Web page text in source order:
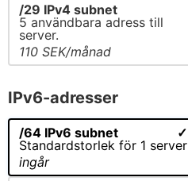
/29 IPv4 subnet
5 användbara adress till
server.
110 SEK/månad
IPv6-adresser
/64 IPv6 subnet
Standardstorlek för 1 server
ingår